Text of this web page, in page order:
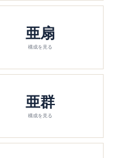
亜扇
構成を見る
亜群
構成を見る